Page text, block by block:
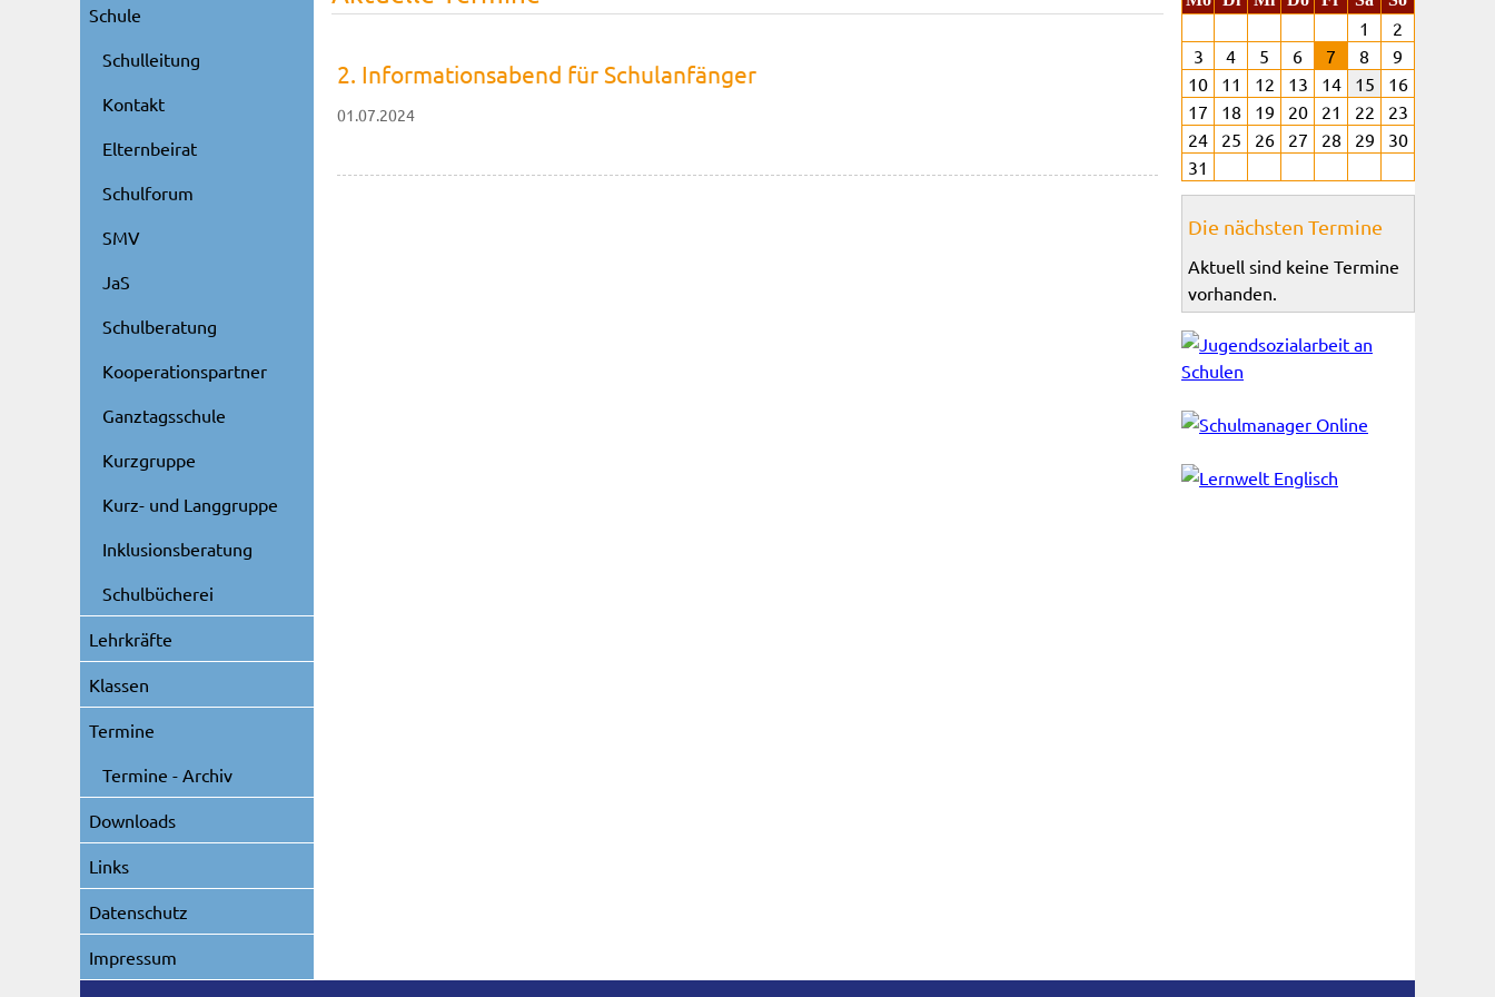
2. Informationsabend für Schulanfänger
01.07.2024
Schule
Schulleitung
Kontakt
Elternbeirat
Schulforum
SMV
JaS
Schulberatung
Kooperationspartner
Ganztagsschule
Kurzgruppe
Kurz- und Langgruppe
Inklusionsberatung
Schulbücherei
Lehrkräfte
Klassen
Termine
Termine - Archiv
Downloads
Links
Datenschutz
Impressum
1
2
3
4 5 6 7 8
9
10
11 12 13 14 15
16
17
18 19 20 21 22
23
24
25 26 27 28 29
30
31
Die nächsten Termine
Aktuell sind keine Termine
vorhanden.